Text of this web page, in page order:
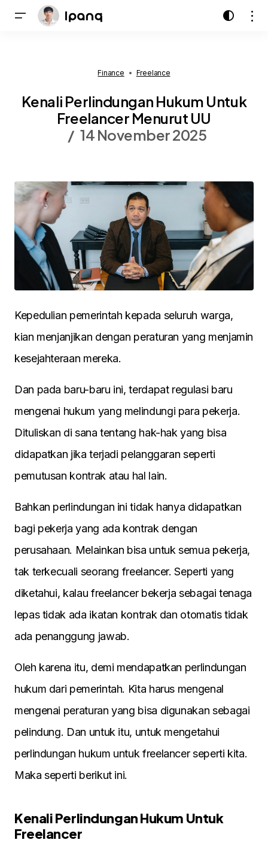
Finance Freelance
Kenali Perlindungan Hukum Untuk
Freelancer Menurut UU
14 November 2025
Kepedulian pemerintah kepada seluruh warga,
kian menjanjikan dengan peraturan yang menjamin
kesejahteraan mereka.
Dan pada baru-baru ini, terdapat regulasi baru
mengenai hukum yang melindungi para pekerja.
Dituliskan di sana tentang hak-hak yang bisa
didapatkan jika terjadi pelanggaran seperti
pemutusan kontrak atau hal lain.
Bahkan perlindungan ini tidak hanya didapatkan
bagi pekerja yang ada kontrak dengan
perusahaan. Melainkan bisa untuk semua pekerja,
tak terkecuali seorang freelancer. Seperti yang
diketahui, kalau freelancer bekerja sebagai tenaga
lepas tidak ada ikatan kontrak dan otomatis tidak
ada penanggung jawab.
Oleh karena itu, demi mendapatkan perlindungan
hukum dari pemerintah. Kita harus mengenal
mengenai peraturan yang bisa digunakan sebagai
pelindung. Dan untuk itu, untuk mengetahui
perlindungan hukum untuk freelancer seperti kita.
Maka seperti berikut ini.
Kenali Perlindungan Hukum Untuk
Freelancer